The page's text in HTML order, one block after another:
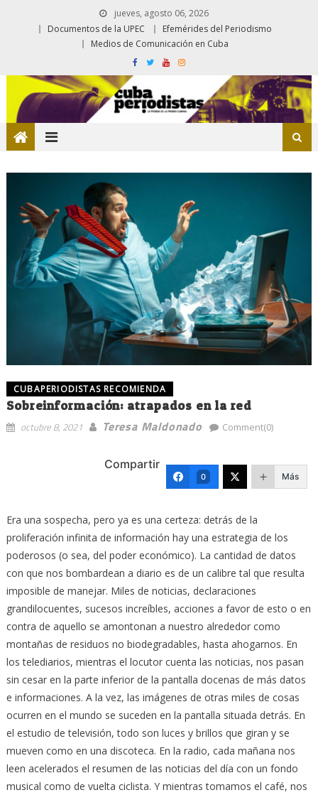
jueves, agosto 06, 2026
Documentos de la UPEC
Efemérides del Periodismo
Medios de Comunicación en Cuba
CUBAPERIODISTAS RECOMIENDA
Sobreinformación: atrapados en la red
octubre 8, 2021 Teresa Maldonado Comment(0)
Compartir
0 Más
Era una sospecha, pero ya es una certeza: detrás de la
proliferación infinita de información hay una estrategia de los
poderosos (o sea, del poder económico). La cantidad de datos
con que nos bombardean a diario es de un calibre tal que resulta
imposible de manejar. Miles de noticias, declaraciones
grandilocuentes, sucesos increíbles, acciones a favor de esto o en
contra de aquello se amontonan a nuestro alrededor como
montañas de residuos no biodegradables, hasta ahogarnos. En
los telediarios, mientras el locutor cuenta las noticias, nos pasan
sin cesar en la parte inferior de la pantalla docenas de más datos
e informaciones. A la vez, las imágenes de otras miles de cosas
ocurren en el mundo se suceden en la pantalla situada detrás. En
el estudio de televisión, todo son luces y brillos que giran y se
mueven como en una discoteca. En la radio, cada mañana nos
leen acelerados el resumen de las noticias del día con un fondo
musical como de vuelta ciclista. Y mientras tomamos el café, nos